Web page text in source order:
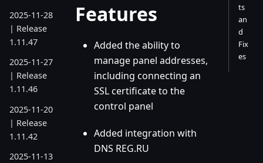
2025-11-28
| Release
1.11.47
2025-11-27
| Release
1.11.46
2025-11-20
| Release
1.11.42
2025-11-13
Features
Added the ability to
manage panel addresses,
including connecting an
SSL certificate to the
control panel
Added integration with
DNS REG.RU
ts
an
d
Fix
es